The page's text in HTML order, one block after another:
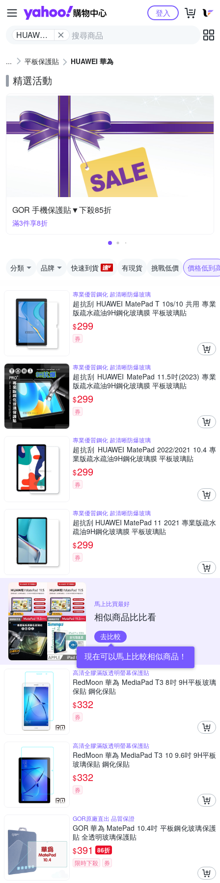
Yahoo購物中心
HUAWEI
登入
平板保護貼 HUAWEI 華為
精選活動
GOR 手機保護貼▼下殺85折
滿3件享8折
分類 品牌 快速到貨 有現貨 挑戰低價 價格低到
專業優質鋼化 超清晰防爆玻璃
超抗刮 HUAWEI MatePad T 10s/10 共用 專業
版疏水疏油9H鋼化玻璃膜 平板玻璃貼
$299
券
專業優質鋼化 超清晰防爆玻璃
超抗刮 HUAWEI MatePad 11.5吋(2023) 專業
版疏水疏油9H鋼化玻璃膜 平板玻璃貼
$299
券
專業優質鋼化 超清晰防爆玻璃
超抗刮 HUAWEI MatePad 2022/2021 10.4 專
業版疏水疏油9H鋼化玻璃膜 平板玻璃貼
$299
券
專業優質鋼化 超清晰防爆玻璃
超抗刮 HUAWEI MatePad 11 2021 專業版疏水
疏油9H鋼化玻璃膜 平板玻璃貼
$299
券
馬上比買最好
相似商品比比看
去比較
現在可以馬上比較相似商品！
高清全膠滿版透明螢幕保護貼
RedMoon 華為 MediaPad T3 8吋 9H平板玻璃
保貼 鋼化保貼
$332
券
高清全膠滿版透明螢幕保護貼
RedMoon 華為 MediaPad T3 10 9.6吋 9H平板
玻璃保貼 鋼化保貼
$332
券
GOR原廠直出 品質保證
GOR 華為 MatePad 10.4吋 平板鋼化玻璃保護
貼 全透明玻璃保護貼
$391 86折
限時下殺 券